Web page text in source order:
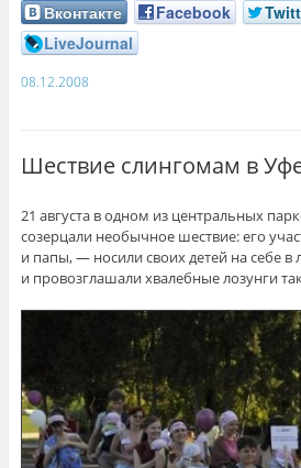
Вконтакте Facebook
LiveJournal
08.12.2008
Шествие слингомам в
21 августа в одном из центральных
созерцали необычное шествие: его
и папы, — носили своих детей на себе в
и провозглашали хвалебные лозунги